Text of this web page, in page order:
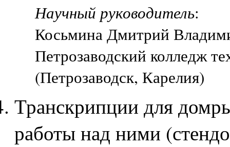
Научный руководитель:
Косьмина Дмитрий
Петрозаводский колледж
(Петрозаводск, Карелия)
Транскрипции для
работы над ними